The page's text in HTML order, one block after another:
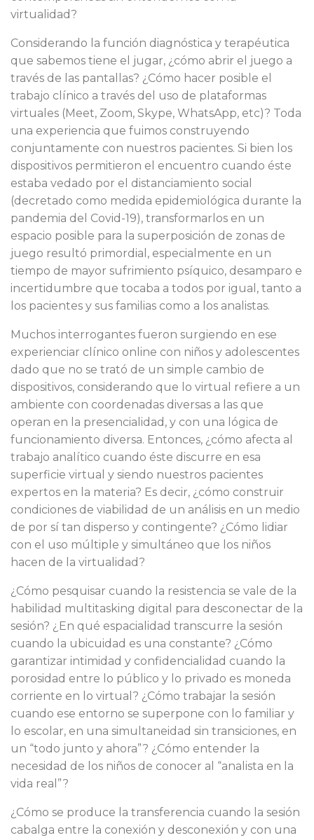
virtualidad?
Considerando la función diagnóstica y terapéutica
que sabemos tiene el jugar, ¿cómo abrir el juego a
través de las pantallas? ¿Cómo hacer posible el
trabajo clínico a través del uso de plataformas
virtuales (Meet, Zoom, Skype, WhatsApp, etc)? Toda
una experiencia que fuimos construyendo
conjuntamente con nuestros pacientes. Si bien los
dispositivos permitieron el encuentro cuando éste
estaba vedado por el distanciamiento social
(decretado como medida epidemiológica durante la
pandemia del Covid-19), transformarlos en un
espacio posible para la superposición de zonas de
juego resultó primordial, especialmente en un
tiempo de mayor sufrimiento psíquico, desamparo e
incertidumbre que tocaba a todos por igual, tanto a
los pacientes y sus familias como a los analistas.
Muchos interrogantes fueron surgiendo en ese
experienciar clínico online con niños y adolescentes
dado que no se trató de un simple cambio de
dispositivos, considerando que lo virtual refiere a un
ambiente con coordenadas diversas a las que
operan en la presencialidad, y con una lógica de
funcionamiento diversa. Entonces, ¿cómo afecta al
trabajo analítico cuando éste discurre en esa
superficie virtual y siendo nuestros pacientes
expertos en la materia? Es decir, ¿cómo construir
condiciones de viabilidad de un análisis en un medio
de por sí tan disperso y contingente? ¿Cómo lidiar
con el uso múltiple y simultáneo que los niños
hacen de la virtualidad?
¿Cómo pesquisar cuando la resistencia se vale de la
habilidad multitasking digital para desconectar de la
sesión? ¿En qué espacialidad transcurre la sesión
cuando la ubicuidad es una constante? ¿Cómo
garantizar intimidad y confidencialidad cuando la
porosidad entre lo público y lo privado es moneda
corriente en lo virtual? ¿Cómo trabajar la sesión
cuando ese entorno se superpone con lo familiar y
lo escolar, en una simultaneidad sin transiciones, en
un “todo junto y ahora”? ¿Cómo entender la
necesidad de los niños de conocer al “analista en la
vida real”?
¿Cómo se produce la transferencia cuando la sesión
cabalga entre la conexión y desconexión y con una